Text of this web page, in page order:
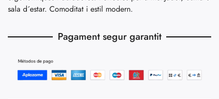
sala d´estar. Comoditat i estil modern.
Pagament segur garantit